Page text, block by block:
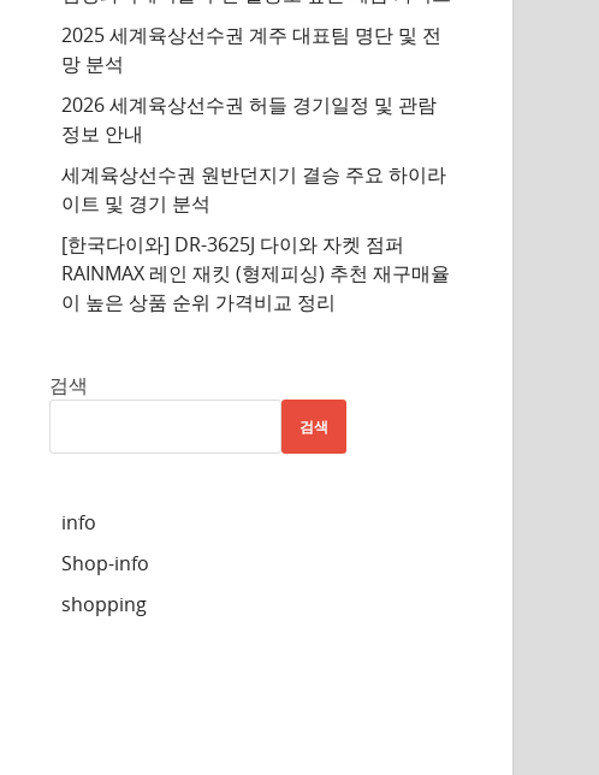
2025 세계육상선수권 계주 대표팀 명단 및 전
망 분석
2026 세계육상선수권 허들 경기일정 및 관람
정보 안내
세계육상선수권 원반던지기 결승 주요 하이라
이트 및 경기 분석
[한국다이와] DR-3625J 다이와 자켓 점퍼
RAINMAX 레인 재킷 (형제피싱) 추천 재구매율
이 높은 상품 순위 가격비교 정리
검색
검색
info
Shop-info
shopping